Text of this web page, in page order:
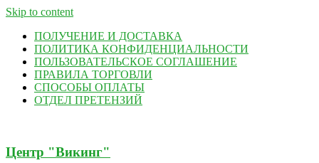
Skip to content
ПОЛУЧЕНИЕ И ДОСТАВКА
ПОЛИТИКА КОНФИДЕНЦИАЛЬНОСТИ
ПОЛЬЗОВАТЕЛЬСКОЕ СОГЛАШЕНИЕ
ПРАВИЛА ТОРГОВЛИ
СПОСОБЫ ОПЛАТЫ
ОТДЕЛ ПРЕТЕНЗИЙ
Центр "Викинг"